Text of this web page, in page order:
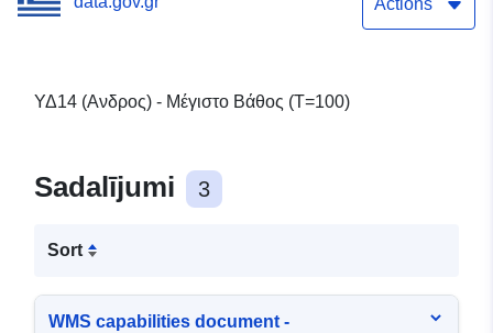
Actions
ΥΔ14 (Ανδρος) - Μέγιστο Βάθος (T=100)
Sadalījumi 3
Sort
WMS capabilities document -